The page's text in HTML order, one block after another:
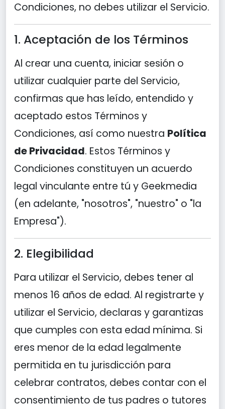
Condiciones, no debes utilizar el Servicio.
1. Aceptación de los Términos
Al crear una cuenta, iniciar sesión o
utilizar cualquier parte del Servicio,
confirmas que has leído, entendido y
aceptado estos Términos y
Condiciones, así como nuestra Política
de Privacidad. Estos Términos y
Condiciones constituyen un acuerdo
legal vinculante entre tú y Geekmedia
(en adelante, "nosotros", "nuestro" o "la
Empresa").
2. Elegibilidad
Para utilizar el Servicio, debes tener al
menos 16 años de edad. Al registrarte y
utilizar el Servicio, declaras y garantizas
que cumples con esta edad mínima. Si
eres menor de la edad legalmente
permitida en tu jurisdicción para
celebrar contratos, debes contar con el
consentimiento de tus padres o tutores